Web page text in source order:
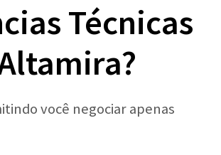
Técnicas
você negociar apenas